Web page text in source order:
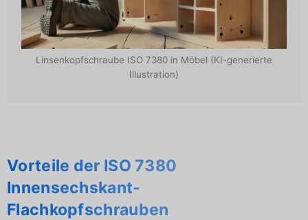
Linsenkopfschraube ISO 7380 in Möbel (KI-generierte
Illustration)
Vorteile der ISO 7380
Innensechskant-
Flachkopfschrauben